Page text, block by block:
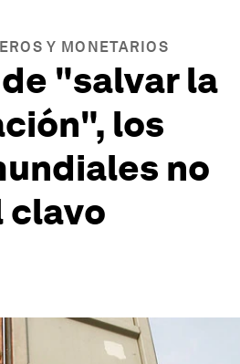
Y MONETARIOS
"salvar la
los
no
clavo